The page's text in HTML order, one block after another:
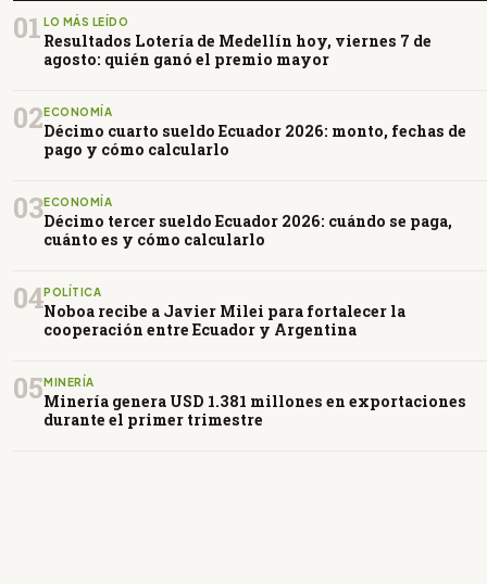
01 LO MÁS LEÍDO
Resultados Lotería de Medellín hoy, viernes 7 de
agosto: quién ganó el premio mayor
02ECONOMÍA
Décimo cuarto sueldo Ecuador 2026: monto, fechas de
pago y cómo calcularlo
03ECONOMÍA
Décimo tercer sueldo Ecuador 2026: cuándo se paga,
cuánto es y cómo calcularlo
04POLÍTICA
Noboa recibe a Javier Milei para fortalecer la
cooperación entre Ecuador y Argentina
05MINERÍA
Minería genera USD 1.381 millones en exportaciones
durante el primer trimestre